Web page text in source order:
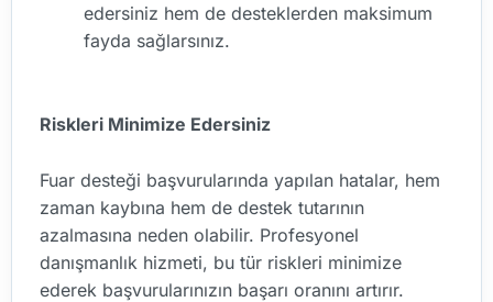
edersiniz hem de desteklerden maksimum
fayda sağlarsınız.
Riskleri Minimize Edersiniz
Fuar desteği başvurularında yapılan hatalar, hem
zaman kaybına hem de destek tutarının
azalmasına neden olabilir. Profesyonel
danışmanlık hizmeti, bu tür riskleri minimize
ederek başvurularınızın başarı oranını artırır.